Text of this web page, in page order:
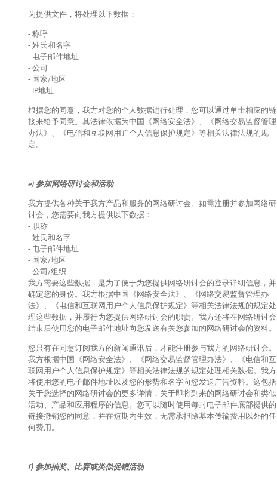
为提供文件，将处理以下数据：
- 称呼
- 姓氏和名字
- 电子邮件地址
- 公司
- 国家/地区
- IP地址
根据您的同意，我方对您的个人数据进行处理，您可以通过单击相应的链
接来给予同意。其法律依据为中国《网络安全法》、《网络交易监督管理
办法》、《电信和互联网用户个人信息保护规定》等相关法律法规的规
定。
e) 参加网络研讨会和活动
我方提供各种关于我方产品和服务的网络研讨会。如需注册并参加网络研
讨会，您需要向我方提供以下数据：
- 职称
- 姓氏和名字
- 电子邮件地址
- 国家/地区
- 公司/组织
我方需要这些数据，是为了便于为您提供网络研讨会的登录详细信息，并
确定您的身份。我方根据中国《网络安全法》、《网络交易监督管理办
法》、《电信和互联网用户个人信息保护规定》等相关法律法规的规定处
理这些数据，并履行为您提供网络研讨会的职责。我方还将在网络研讨会
结束后使用您的电子邮件地址向您发送有关您参加的网络研讨会的资料。
您只有在同意订阅我方的新闻通讯后，才能注册参与我方的网络研讨会。
我方根据中国《网络安全法》、《网络交易监督管理办法》、《电信和互
联网用户个人信息保护规定》等相关法律法规的规定处理相关数据。我方
将使用您的电子邮件地址以及您的形势和名字向您发送广告资料。这包括
关于您选择的网络研讨会的更多详情，关于即将到来的网络研讨会和类似
活动、产品和应用程序的信息。您可以随时使用每封电子邮件底部提供的
链接撤销您的同意，并在短期内生效，无需承担除基本传输费用以外的任
何费用。
f) 参加抽奖、比赛或类似促销活动